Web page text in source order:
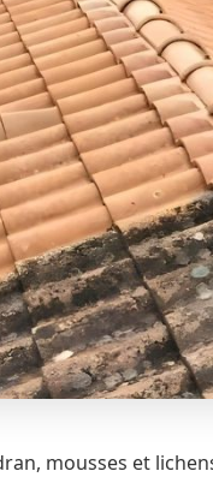
mousses et